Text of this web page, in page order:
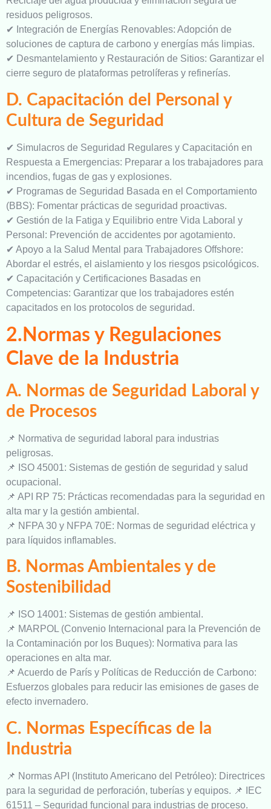
residuos peligrosos.
✔ Integración de Energías Renovables: Adopción de
soluciones de captura de carbono y energías más limpias.
✔ Desmantelamiento y Restauración de Sitios: Garantizar el
cierre seguro de plataformas petrolíferas y refinerías.
D. Capacitación del Personal y
Cultura de Seguridad
✔ Simulacros de Seguridad Regulares y Capacitación en
Respuesta a Emergencias: Preparar a los trabajadores para
incendios, fugas de gas y explosiones.
✔ Programas de Seguridad Basada en el Comportamiento
(BBS): Fomentar prácticas de seguridad proactivas.
✔ Gestión de la Fatiga y Equilibrio entre Vida Laboral y
Personal: Prevención de accidentes por agotamiento.
✔ Apoyo a la Salud Mental para Trabajadores Offshore:
Abordar el estrés, el aislamiento y los riesgos psicológicos.
✔ Capacitación y Certificaciones Basadas en
Competencias: Garantizar que los trabajadores estén
capacitados en los protocolos de seguridad.
2.Normas y Regulaciones
Clave de la Industria
A. Normas de Seguridad Laboral y
de Procesos
📌 Normativa de seguridad laboral para industrias
peligrosas.
📌 ISO 45001: Sistemas de gestión de seguridad y salud
ocupacional.
📌 API RP 75: Prácticas recomendadas para la seguridad en
alta mar y la gestión ambiental.
📌 NFPA 30 y NFPA 70E: Normas de seguridad eléctrica y
para líquidos inflamables.
B. Normas Ambientales y de
Sostenibilidad
📌 ISO 14001: Sistemas de gestión ambiental.
📌 MARPOL (Convenio Internacional para la Prevención de
la Contaminación por los Buques): Normativa para las
operaciones en alta mar.
📌 Acuerdo de París y Políticas de Reducción de Carbono:
Esfuerzos globales para reducir las emisiones de gases de
efecto invernadero.
C. Normas Específicas de la
Industria
📌 Normas API (Instituto Americano del Petróleo): Directrices
para la seguridad de perforación, tuberías y equipos. 📌 IEC
61511 – Seguridad funcional para industrias de proceso.